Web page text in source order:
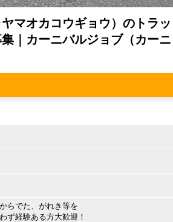
マオカコウギョウ）のトラッ
｜カーニバルジョブ（カーニ
らでた、がれき等を
ず経験ある方大歓迎！